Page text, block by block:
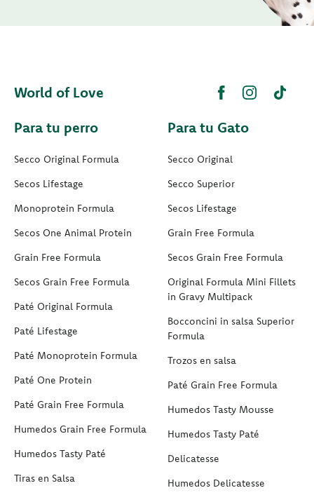
World of Love
Para tu perro
Secco Original Formula
Secos Lifestage
Monoprotein Formula
Secos One Animal Protein
Grain Free Formula
Secos Grain Free Formula
Paté Original Formula
Paté Lifestage
Paté Monoprotein Formula
Paté One Protein
Paté Grain Free Formula
Humedos Grain Free Formula
Humedos Tasty Paté
Tiras en Salsa
Para tu Gato
Secco Original
Secco Superior
Secos Lifestage
Grain Free Formula
Secos Grain Free Formula
Original Formula Mini Fillets
in Gravy Multipack
Bocconcini in salsa Superior
Formula
Trozos en salsa
Paté Grain Free Formula
Humedos Tasty Mousse
Humedos Tasty Paté
Delicatesse
Humedos Delicatesse